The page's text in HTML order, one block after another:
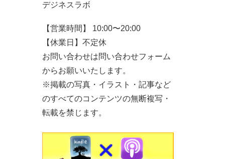
デジネスラボ
【営業時間】 10:00〜20:00
【休業日】不定休
お問い合わせは問い合わせフォーム
からお願いいたします。
※掲載の写真・イラスト・記事など
のすべてのコンテンツの無断複写・
転載を禁じます。